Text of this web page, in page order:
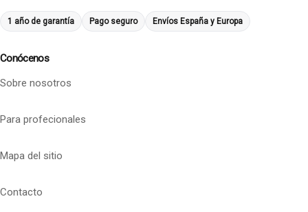
1 año de garantía Pago seguro Envíos España y Europa
Conócenos
Sobre nosotros
Para profecionales
Mapa del sitio
Contacto